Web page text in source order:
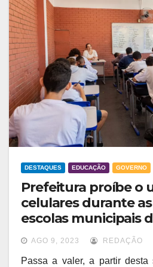
DESTAQUES EDUCAÇÃO GOVERNO
Prefeitura proíbe o
celulares durante
escolas municipais
AGO 9, 2023 REDAÇÃO
Passa a valer, a partir desta